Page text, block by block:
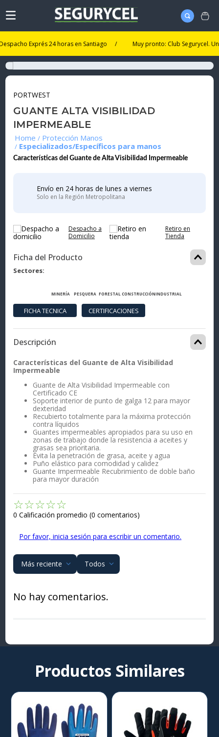
Exprés 24 horas en Santiago / Muy pronto: Club Segurycel. Un
PORTWEST
GUANTE ALTA VISIBILIDAD
IMPERMEABLE
Protección Manos
Especializados/Específicos para manos
Características del Guante de Alta Visibilidad Impermeable
Envío en 24 horas de lunes a viernes
Solo en la Región Metropolitana
Despacho a
Domicilio
Retiro en
Tienda
Ficha del Producto
Sectores
MINERÍA PESQUERA FORESTAL CONSTRUCCIÓNINDUSTRIAL
Descripción
Características del Guante de Alta Visibilidad
Impermeable
Guante de Alta Visibilidad Impermeable con
Certificado CE
Soporte interior de punto de galga 12 para mayor
dexteridad
Recubierto totalmente para la máxima protección
contra líquidos
Guantes impermeables apropiados para su uso en
zonas de trabajo donde la resistencia a aceites y
grasas sea prioritaria.
Evita la penetración de grasa, aceite y agua
Puño elástico para comodidad y calidez
Guante Impermeable Recubrimiento de doble baño
para mayor duración
☆☆☆☆☆
0 Calificación promedio (0 comentarios)
Por favor, inicia sesión para escribir un comentario.
Más reciente Todos
No hay comentarios.
Productos Similares